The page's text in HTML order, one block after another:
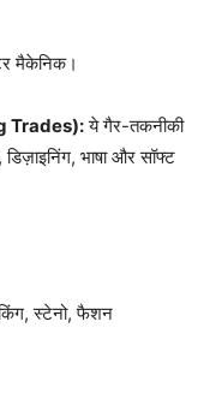
मैकेनिक।
Trades):ये गैर-तकनीकी
भाषा और सॉफ्ट
स्टेनो, फैशन